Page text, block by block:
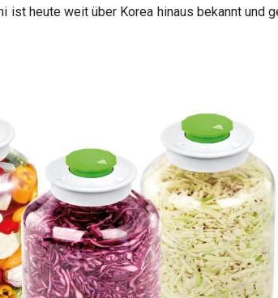
ist heute weit über Korea hinaus bekannt und